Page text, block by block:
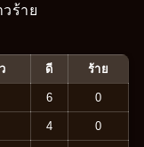
ร้าย
ดี ร้าย
6 0
4 0